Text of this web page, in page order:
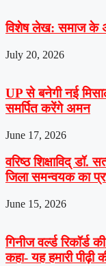
विशेष लेख: समाज के
July 20, 2026
UP से बनेगी नई
समर्पित करेंगे अमन
June 17, 2026
वरिष्ठ शिक्षाविद् डॉ.
जिला समन्वयक का
June 15, 2026
गिनीज वर्ल्ड
कहा- यह हमारी पीढ़ी